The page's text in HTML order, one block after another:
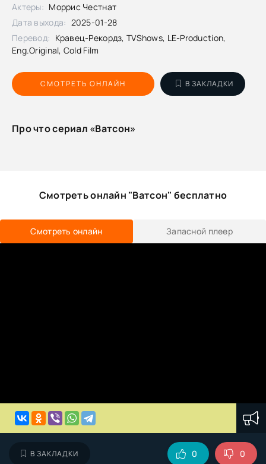
СМОТРЕТЬ ОНЛАЙН В ЗАКЛАДКИ
Актеры: Моррис Честнат
Дата выхода: 2025-01-28
Перевод: Кравец-Рекордз, TVShows, LE-Production,
Eng.Original, Cold Film
Про что сериал «Ватсон»
Смотреть онлайн "Ватсон" бесплатно
Смотреть онлайн Запасной плеер
В ЗАКЛАДКИ 0 0